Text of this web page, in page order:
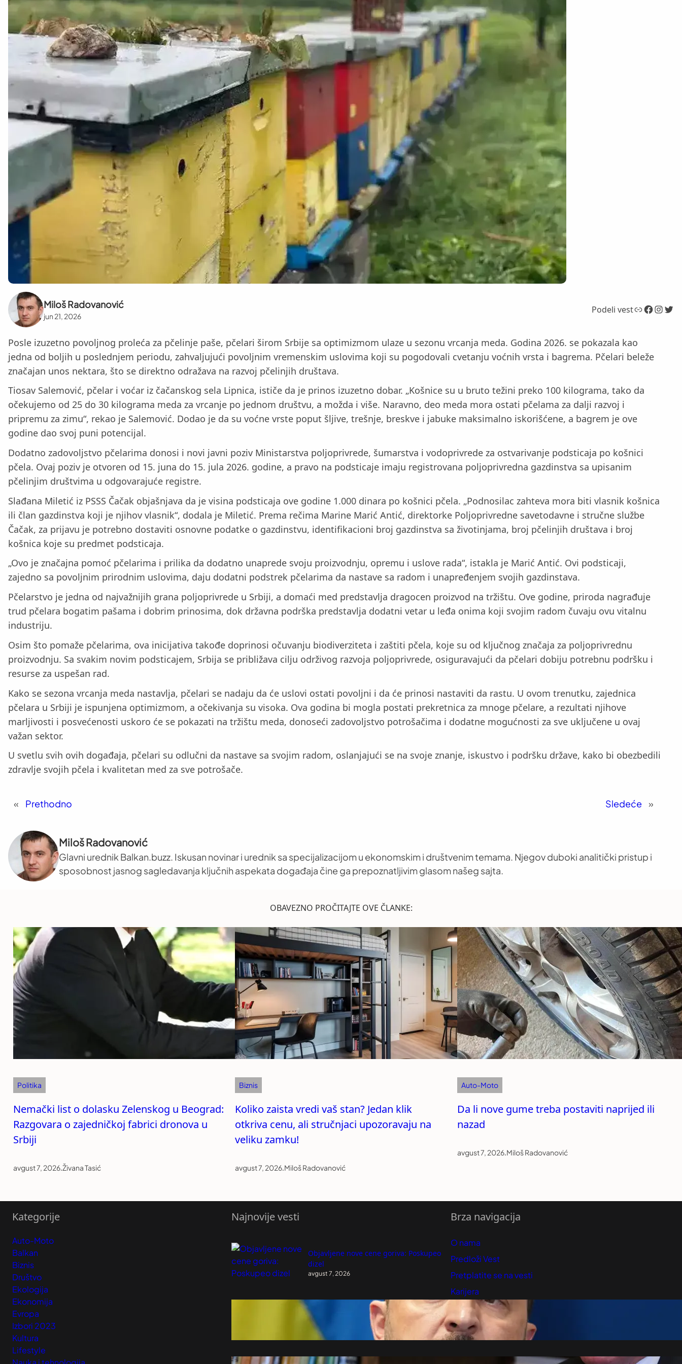
Miloš Radovanović
jun 21, 2026
Podeli vestLink Facebook InstagramTwitter
Posle izuzetno povoljnog proleća za pčelinje paše, pčelari širom Srbije sa optimizmom ulaze u sezonu vrcanja meda. Godina 2026. se pokazala kao
jedna od boljih u poslednjem periodu, zahvaljujući povoljnim vremenskim uslovima koji su pogodovali cvetanju voćnih vrsta i bagrema. Pčelari beleže
značajan unos nektara, što se direktno odražava na razvoj pčelinjih društava.
Tiosav Salemović, pčelar i voćar iz čačanskog sela Lipnica, ističe da je prinos izuzetno dobar. „Košnice su u bruto težini preko 100 kilograma, tako da
očekujemo od 25 do 30 kilograma meda za vrcanje po jednom društvu, a možda i više. Naravno, deo meda mora ostati pčelama za dalji razvoj i
pripremu za zimu“, rekao je Salemović. Dodao je da su voćne vrste poput šljive, trešnje, breskve i jabuke maksimalno iskorišćene, a bagrem je ove
godine dao svoj puni potencijal.
Dodatno zadovoljstvo pčelarima donosi i novi javni poziv Ministarstva poljoprivrede, šumarstva i vodoprivrede za ostvarivanje podsticaja po košnici
pčela. Ovaj poziv je otvoren od 15. juna do 15. jula 2026. godine, a pravo na podsticaje imaju registrovana poljoprivredna gazdinstva sa upisanim
pčelinjim društvima u odgovarajuće registre.
Slađana Miletić iz PSSS Čačak objašnjava da je visina podsticaja ove godine 1.000 dinara po košnici pčela. „Podnosilac zahteva mora biti vlasnik košnica
ili član gazdinstva koji je njihov vlasnik“, dodala je Miletić. Prema rečima Marine Marić Antić, direktorke Poljoprivredne savetodavne i stručne službe
Čačak, za prijavu je potrebno dostaviti osnovne podatke o gazdinstvu, identifikacioni broj gazdinstva sa životinjama, broj pčelinjih društava i broj
košnica koje su predmet podsticaja.
„Ovo je značajna pomoć pčelarima i prilika da dodatno unaprede svoju proizvodnju, opremu i uslove rada“, istakla je Marić Antić. Ovi podsticaji,
zajedno sa povoljnim prirodnim uslovima, daju dodatni podstrek pčelarima da nastave sa radom i unapređenjem svojih gazdinstava.
Pčelarstvo je jedna od najvažnijih grana poljoprivrede u Srbiji, a domaći med predstavlja dragocen proizvod na tržištu. Ove godine, priroda nagrađuje
trud pčelara bogatim pašama i dobrim prinosima, dok državna podrška predstavlja dodatni vetar u leđa onima koji svojim radom čuvaju ovu vitalnu
industriju.
Osim što pomaže pčelarima, ova inicijativa takođe doprinosi očuvanju biodiverziteta i zaštiti pčela, koje su od ključnog značaja za poljoprivrednu
proizvodnju. Sa svakim novim podsticajem, Srbija se približava cilju održivog razvoja poljoprivrede, osiguravajući da pčelari dobiju potrebnu podršku i
resurse za uspešan rad.
Kako se sezona vrcanja meda nastavlja, pčelari se nadaju da će uslovi ostati povoljni i da će prinosi nastaviti da rastu. U ovom trenutku, zajednica
pčelara u Srbiji je ispunjena optimizmom, a očekivanja su visoka. Ova godina bi mogla postati prekretnica za mnoge pčelare, a rezultati njihove
marljivosti i posvećenosti uskoro će se pokazati na tržištu meda, donoseći zadovoljstvo potrošačima i dodatne mogućnosti za sve uključene u ovaj
važan sektor.
U svetlu svih ovih događaja, pčelari su odlučni da nastave sa svojim radom, oslanjajući se na svoje znanje, iskustvo i podršku države, kako bi obezbedili
zdravlje svojih pčela i kvalitetan med za sve potrošače.
« Prethodno Sledeće »
Miloš Radovanović
Glavni urednik Balkan.buzz. Iskusan novinar i urednik sa specijalizacijom u ekonomskim i društvenim temama. Njegov duboki analitički pristup i
sposobnost jasnog sagledavanja ključnih aspekata događaja čine ga prepoznatljivim glasom našeg sajta.
OBAVEZNO PROČITAJTE OVE ČLANKE:
Politika
Nemački list o dolasku Zelenskog u Beograd:
Razgovara o zajedničkoj fabrici dronova u
Srbiji
avgust 7, 2026.Živana Tasić
Biznis
Koliko zaista vredi vaš stan? Jedan klik
otkriva cenu, ali stručnjaci upozoravaju na
veliku zamku!
avgust 7, 2026.Miloš Radovanović
Auto-Moto
Da li nove gume treba postaviti naprijed ili
nazad
avgust 7, 2026.Miloš Radovanović
Kategorije
Auto-Moto
Balkan
Biznis
Društvo
Ekologija
Ekonomija
Evropa
Izbori 2023
Kultura
Lifestyle
Najnovije vesti
Objavljene nove cene goriva: Poskupeo
dizel
avgust 7, 2026
Poseta Zelenskog Beogradu važna za
Kijev
avgust 7, 2026
Kristofer Hil za nemački FAZ o isporuci
Brza navigacija
O nama
Predloži Vest
Pretplatite se na vesti
Karijera
Marketing
Kontakt